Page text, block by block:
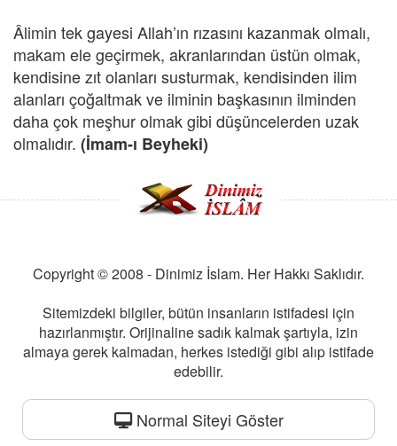
Âlimin tek gayesi Allah’ın rızasını kazanmak olmalı,
makam ele geçirmek, akranlarından üstün olmak,
kendisine zıt olanları susturmak, kendisinden ilim
alanları çoğaltmak ve ilminin başkasının ilminden
daha çok meşhur olmak gibi düşüncelerden uzak
olmalıdır. (İmam-ı Beyheki)
Copyright © 2008 - Dinimiz İslam. Her Hakkı Saklıdır.
Sitemizdeki bilgiler, bütün insanların istifadesi için
hazırlanmıştır. Orijinaline sadık kalmak şartıyla, izin
almaya gerek kalmadan, herkes istediği gibi alıp istifade
edebilir.
Normal Siteyi Göster